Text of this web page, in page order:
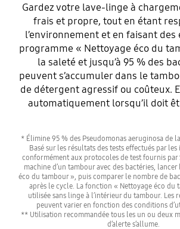
Gardez votre lave-linge à
frais et propre, tout en étant
l’environnement et en faisant des
programme « Nettoyage éco du
la saleté et jusqu’à 95 % des
peuvent s’accumuler dans le
de détergent agressif ou coûteux.
automatiquement lorsqu’il doit
* Élimine 95 % des Pseudomonas aeruginosa de
Basé sur les résultats des tests effectués par
conformément aux protocoles de test fournis par
machine d’un tambour avec des bactéries,
éco du tambour », puis comparer le nombre de
après le cycle. La fonction « Nettoyage éco du
utilisée sans linge à l’intérieur du tambour. Les
peuvent varier en fonction des conditions
** Utilisation recommandée tous les un ou deux
d’alerte s’allume.